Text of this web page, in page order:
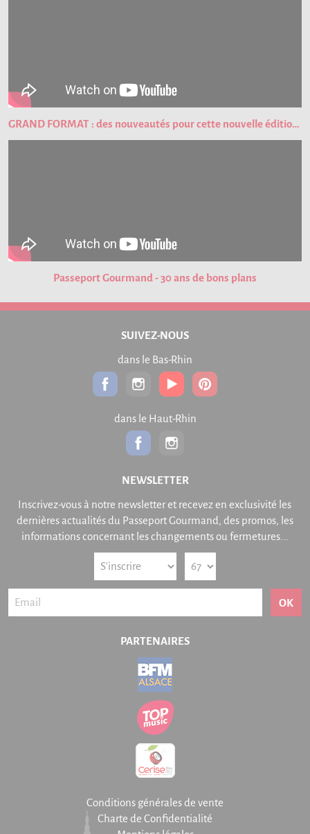
GRAND FORMAT : des nouveautés pour cette nouvelle édition du Passeport Gourmand !
Passeport Gourmand - 30 ans de bons plans
SUIVEZ-NOUS
dans le Bas-Rhin
dans le Haut-Rhin
NEWSLETTER
Inscrivez-vous à notre newsletter et recevez en exclusivité les
dernières actualités du Passeport Gourmand, des promos, les
informations concernant les changements ou fermetures...
OK
PARTENAIRES
Conditions générales de vente
Charte de Confidentialité